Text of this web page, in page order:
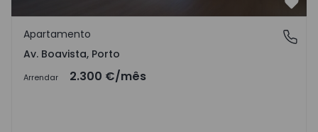
Av. Boavista, Porto
Apartamento
Av. Boavista, Porto
Arrendar 2.300 €/mês